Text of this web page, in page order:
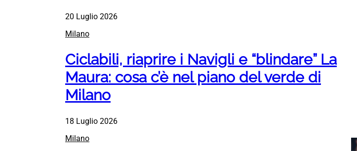
20 Luglio 2026
Milano
Ciclabili, riaprire i Navigli e “blindare” La
Maura: cosa c’è nel piano del verde di
Milano
18 Luglio 2026
Milano